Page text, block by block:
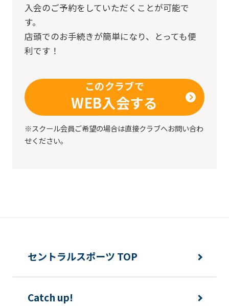
入会のご予約をしていただくことが可能で
す。
店頭でのお手続きが簡単になり、とっても便
利です！
このクラブで
WEB入会する
※スクール会員ご希望の場合は直接クラブへお問い合わ
せください。
セントラルスポーツ TOP
Catch up!